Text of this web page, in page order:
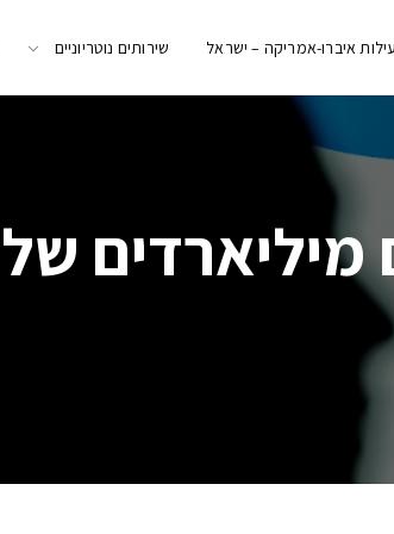
איברו-אמריקה – ישראל שירותים נוטריוניים
מיליארדים